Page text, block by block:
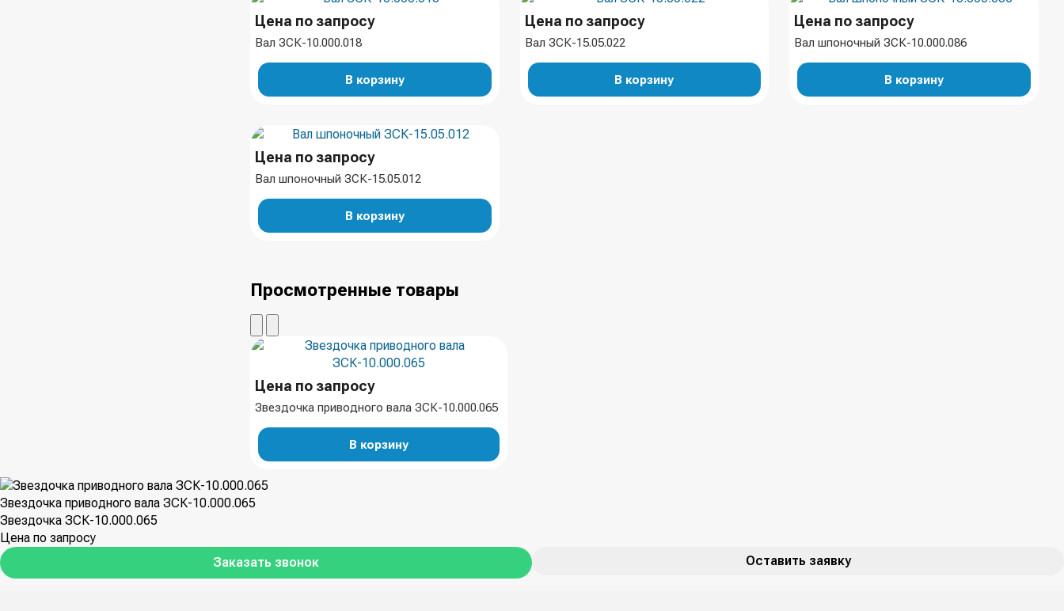
Цена по запросу
Вал ЗСК-10.000.018
В корзину
Цена по запросу
Вал ЗСК-15.05.022
В корзину
Цена по запросу
Вал шпоночный ЗСК-10.000.086
В корзину
Цена по запросу
Вал шпоночный ЗСК-15.05.012
В корзину
Просмотренные товары
Цена по запросу
Звездочка приводного вала ЗСК-10.000.065
В корзину
Звездочка приводного вала ЗСК-10.000.065
Звездочка ЗСК-10.000.065
Цена по запросу
Заказать звонок
Оставить заявку